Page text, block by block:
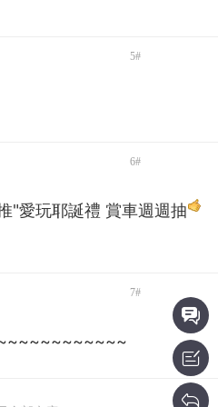
5#
6#
"愛玩耶誕禮 賞車週週抽
7#